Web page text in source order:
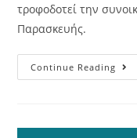
τροφοδοτεί την
Παρασκευής.
Continue Reading